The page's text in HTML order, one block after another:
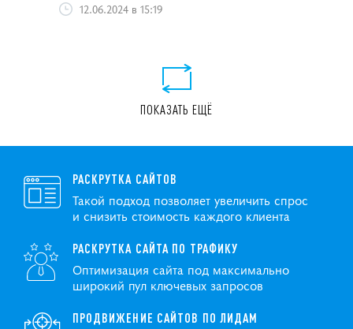
12.06.2024 в 15:19
ПОКАЗАТЬ ЕЩЁ
РАСКРУТКА САЙТОВ
Такой подход позволяет увеличить спрос
и снизить стоимость каждого клиента
РАСКРУТКА САЙТА ПО ТРАФИКУ
Оптимизация сайта под максимально
широкий пул ключевых запросов
ПРОДВИЖЕНИЕ САЙТОВ ПО ЛИДАМ